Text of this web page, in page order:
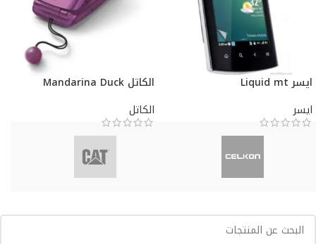
ايسر Liquid mt
ايسر
الكاتل Mandarina Duck
الكاتل